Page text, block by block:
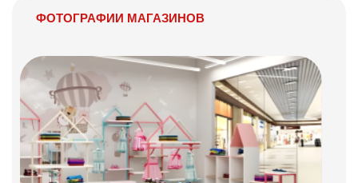
ФОТОГРАФИИ МАГАЗИНОВ